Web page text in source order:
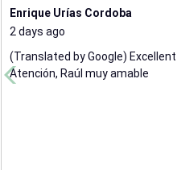
Enrique Urías Cordoba
2 days ago
(Translated by Google)
Atención, Raúl muy amable